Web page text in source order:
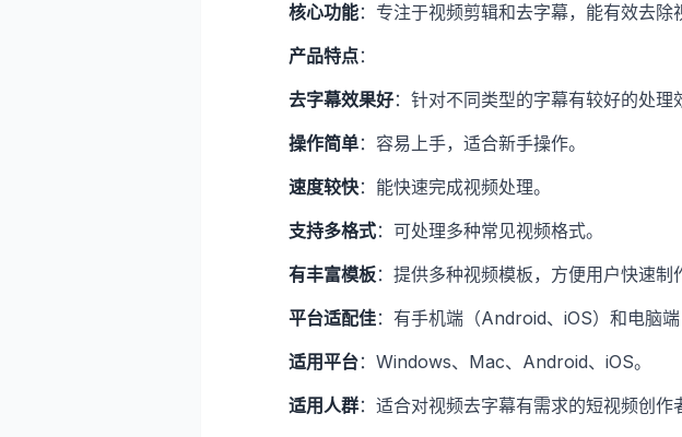
核心功能：专注于视频剪辑和去字幕，能有效去除
产品特点：
去字幕效果好：针对不同类型的字幕有较好的处理
操作简单：容易上手，适合新手操作。
速度较快：能快速完成视频处理。
支持多格式：可处理多种常见视频格式。
有丰富模板：提供多种视频模板，方便用户快速制
平台适配佳：有手机端（Android、iOS）和电脑
适用平台：Windows、Mac、Android、iOS。
适用人群：适合对视频去字幕有需求的短视频创